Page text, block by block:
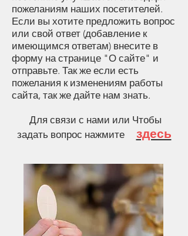
пожеланиям наших посетителей.
Если вы хотите предложить вопрос
или свой ответ (добавление к
имеющимся ответам) внесите в
форму на странице "О сайте" и
отправьте. Так же если есть
пожелания к изменениям работы
сайта, так же дайте нам знать.
Для связи с нами или Чтобы
задать вопрос нажмите здесь